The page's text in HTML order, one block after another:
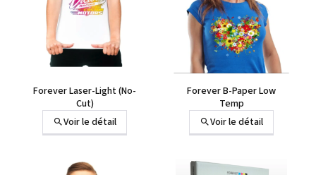
Forever Laser-Light (No-
Cut)
Voir le détail
Forever B-Paper Low
Temp
Voir le détail